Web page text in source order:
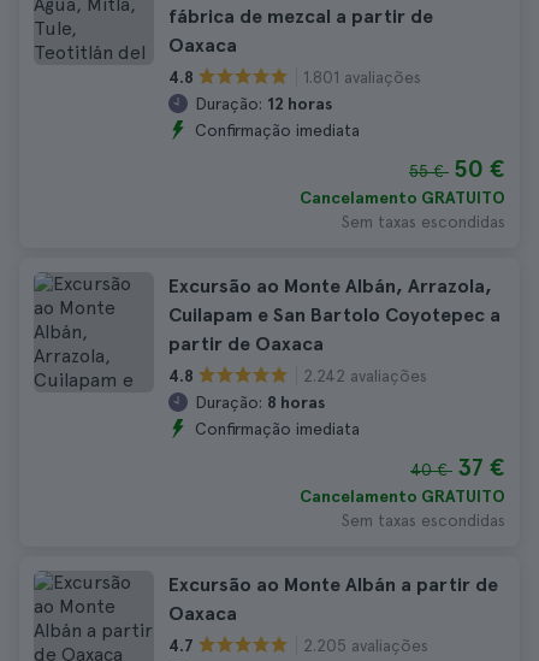
fábrica de mezcal a partir de
Oaxaca
4.8
1.801 avaliações
Duração: 12 horas
Confirmação imediata
55 € 50 €
Cancelamento GRATUITO
Sem taxas escondidas
Excursão ao Monte Albán, Arrazola,
Cuilapam e San Bartolo Coyotepec a
partir de Oaxaca
4.8
2.242 avaliações
Duração: 8 horas
Confirmação imediata
40 € 37 €
Cancelamento GRATUITO
Sem taxas escondidas
Excursão ao Monte Albán a partir de
Oaxaca
4.7
2.205 avaliações